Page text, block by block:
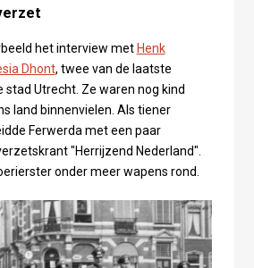
het interview met Henk
Dhont, twee van de laatste
Utrecht. Ze waren nog kind
land binnenvielen. Als tiener
Ferwerda met een paar
"Herrijzend Nederland".
onder meer wapens rond.